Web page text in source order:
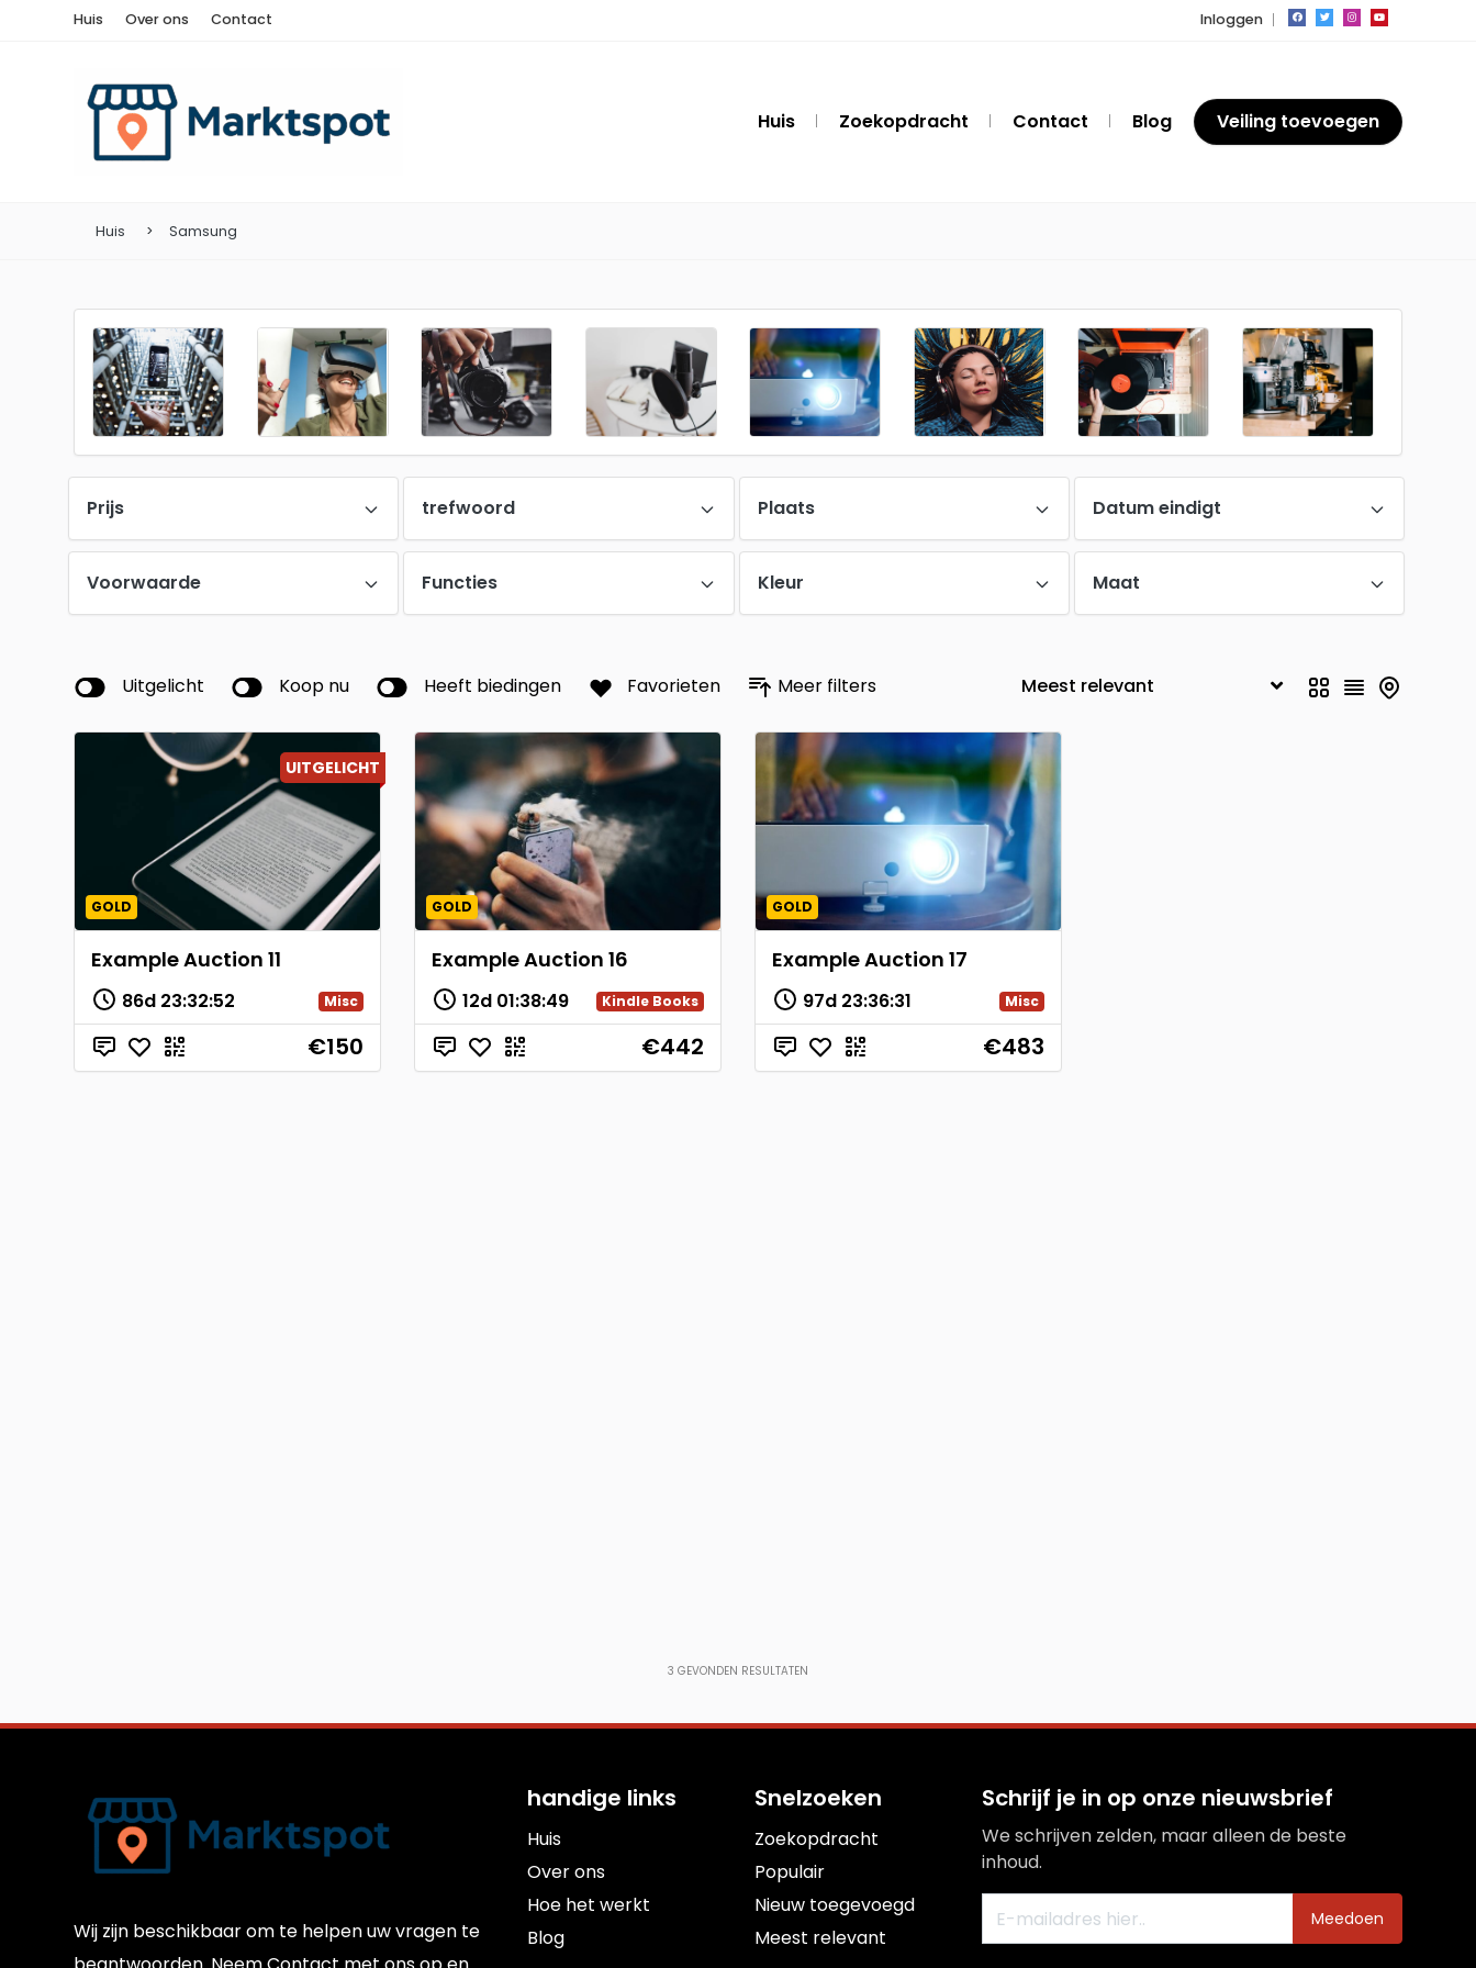
Huis Over ons Contact Inloggen
Huis Zoekopdracht Contact Blog Veiling toevoegen
Huis Samsung
Prijs trefwoord Plaats Datum eindigt
Voorwaarde Functies Kleur Maat
Uitgelicht Koop nu Heeft biedingen Favorieten Meer filters
UITGELICHT
GOLD
Example Auction 11
86d 23:32:52 Misc
€150
GOLD
Example Auction 16
12d 01:38:49 Kindle Books
€442
GOLD
Example Auction 17
97d 23:36:31 Misc
€483
3 GEVONDEN RESULTATEN
Wij zijn beschikbaar om te helpen uw vragen te
handige links
Huis
Over ons
Hoe het werkt
Blog
Snelzoeken
Zoekopdracht
Populair
Nieuw toegevoegd
Meest relevant
Schrijf je in op onze nieuwsbrief
We schrijven zelden, maar alleen de beste
inhoud.
Meedoen